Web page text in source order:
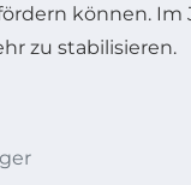
können. Im
zu stabilisieren.